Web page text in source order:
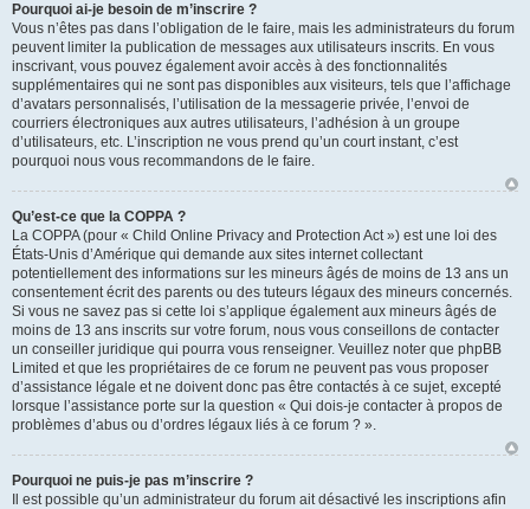
Pourquoi ai-je besoin de m’inscrire ?
Vous n’êtes pas dans l’obligation de le faire, mais les administrateurs du forum
peuvent limiter la publication de messages aux utilisateurs inscrits. En vous
inscrivant, vous pouvez également avoir accès à des fonctionnalités
supplémentaires qui ne sont pas disponibles aux visiteurs, tels que l’affichage
d’avatars personnalisés, l’utilisation de la messagerie privée, l’envoi de
courriers électroniques aux autres utilisateurs, l’adhésion à un groupe
d’utilisateurs, etc. L’inscription ne vous prend qu’un court instant, c’est
pourquoi nous vous recommandons de le faire.
Qu’est-ce que la COPPA ?
La COPPA (pour « Child Online Privacy and Protection Act ») est une loi des
États-Unis d’Amérique qui demande aux sites internet collectant
potentiellement des informations sur les mineurs âgés de moins de 13 ans un
consentement écrit des parents ou des tuteurs légaux des mineurs concernés.
Si vous ne savez pas si cette loi s’applique également aux mineurs âgés de
moins de 13 ans inscrits sur votre forum, nous vous conseillons de contacter
un conseiller juridique qui pourra vous renseigner. Veuillez noter que phpBB
Limited et que les propriétaires de ce forum ne peuvent pas vous proposer
d’assistance légale et ne doivent donc pas être contactés à ce sujet, excepté
lorsque l’assistance porte sur la question « Qui dois-je contacter à propos de
problèmes d’abus ou d’ordres légaux liés à ce forum ? ».
Pourquoi ne puis-je pas m’inscrire ?
Il est possible qu’un administrateur du forum ait désactivé les inscriptions afin